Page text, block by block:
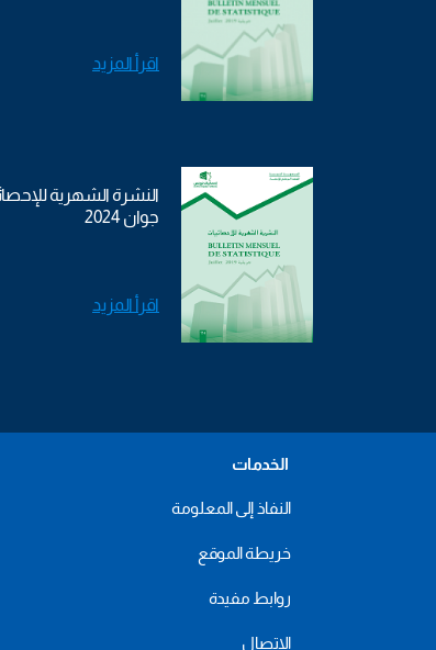
اقرأ المزيد
النشرة الشهرية
جوان 2024
اقرأ المزيد
الخدمات
النفاذ إلى المعلومة
خريطة الموقع
روابط مفيدة
الاتصال